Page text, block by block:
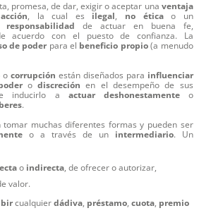
promesa, de dar, exigir o aceptar una ventaja
acción, la cual es ilegal, no éticao un
responsabilidad de actuar en buena fe,
acuerdo con el puesto de confianza. La
de poder para el beneficio propio(a menudo
o corrupción están diseñados para influenciar
odiscreción en el desempeño de sus
inducirlo a actuar deshonestamenteo
.
muchas diferentes formas y pueden ser
o a través de un intermediario. Un
o indirecta, de ofrecer o autorizar,
valor.
cualquierdádiva, préstamo,cuota, premio